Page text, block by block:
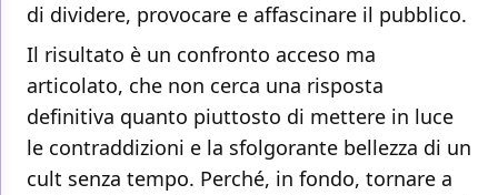
di dividere, provocare e affascinare il pubblico.
Il risultato è un confronto acceso ma
articolato, che non cerca una risposta
definitiva quanto piuttosto di mettere in luce
le contraddizioni e la sfolgorante bellezza di un
cult senza tempo. Perché, in fondo, tornare a